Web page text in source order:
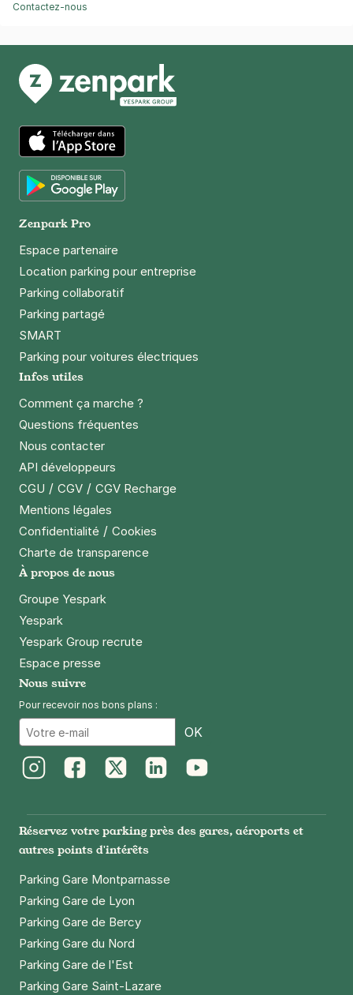
Contactez-nous
App Store
Zenpark Pro
Espace partenaire
Location parking pour entreprise
Parking collaboratif
Parking partagé
SMART
Parking pour voitures électriques
Infos utiles
Comment ça marche ?
Questions fréquentes
Nous contacter
API développeurs
CGU / CGV / CGV Recharge
Mentions légales
Confidentialité / Cookies
Charte de transparence
À propos de nous
Groupe Yespark
Yespark
Yespark Group recrute
Espace presse
Nous suivre
Pour recevoir nos bons plans :
OK
Réservez votre parking près des gares, aéroports et
autres points d'intérêts
Parking Gare Montparnasse
Parking Gare de Lyon
Parking Gare de Bercy
Parking Gare du Nord
Parking Gare de l'Est
Parking Gare Saint-Lazare